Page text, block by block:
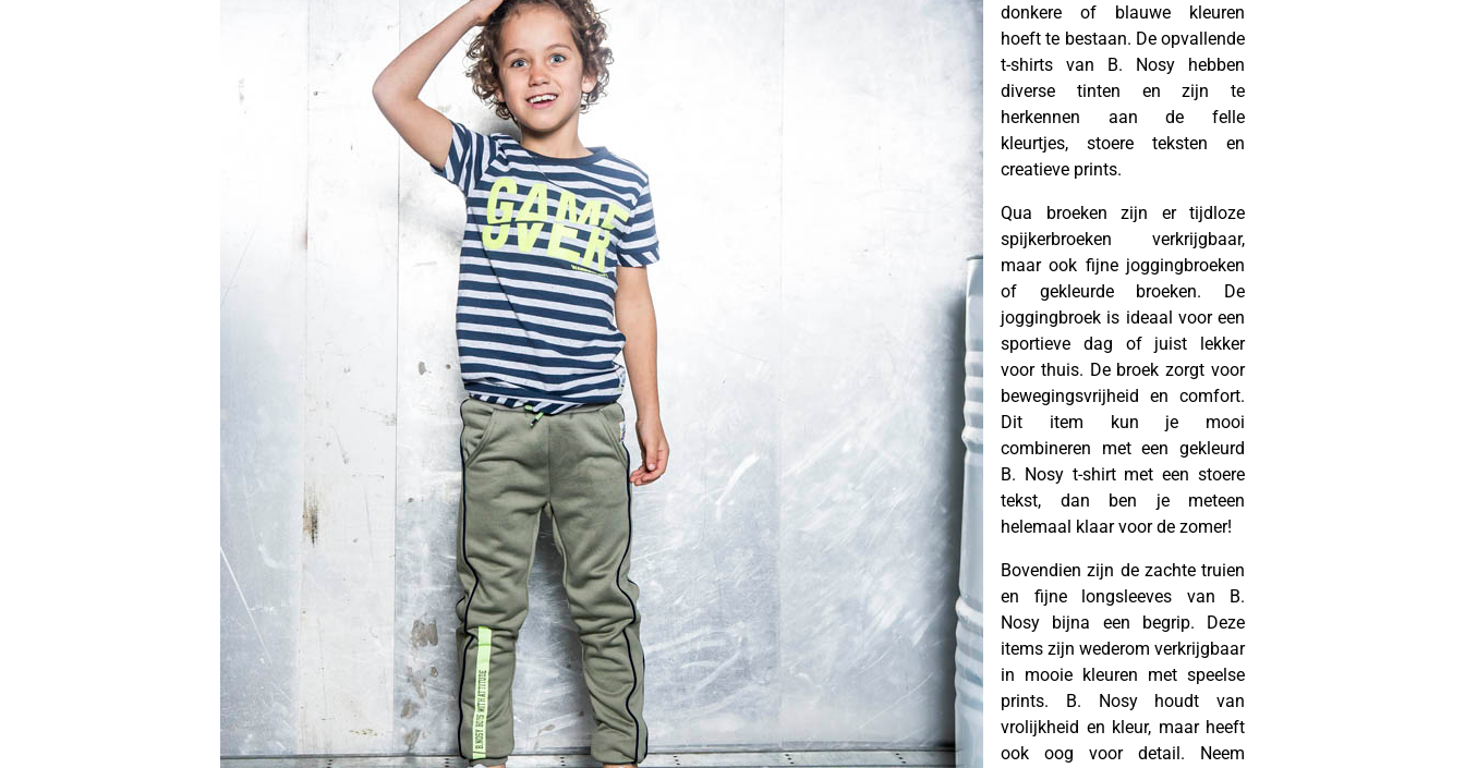
donkere of blauwe kleuren
hoeft te bestaan. De opvallende
t-shirts van B. Nosy hebben
diverse tinten en zijn te
herkennen aan de felle
kleurtjes, stoere teksten en
creatieve prints.
Qua broeken zijn er tijdloze
spijkerbroeken verkrijgbaar,
maar ook fijne joggingbroeken
of gekleurde broeken. De
joggingbroek is ideaal voor een
sportieve dag of juist lekker
voor thuis. De broek zorgt voor
bewegingsvrijheid en comfort.
Dit item kun je mooi
combineren met een gekleurd
B. Nosy t-shirt met een stoere
tekst, dan ben je meteen
helemaal klaar voor de zomer!
Bovendien zijn de zachte truien
en fijne longsleeves van B.
Nosy bijna een begrip. Deze
items zijn wederom verkrijgbaar
in mooie kleuren met speelse
prints. B. Nosy houdt van
vrolijkheid en kleur, maar heeft
ook oog voor detail. Neem